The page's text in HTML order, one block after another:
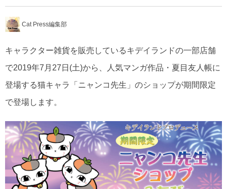
Cat Press編集部
キャラクター雑貨を販売しているキデイランドの一部店舗
で2019年7月27日(土)から、人気マンガ作品・夏目友人帳に
登場する猫キャラ「ニャンコ先生」のショップが期間限定
で登場します。